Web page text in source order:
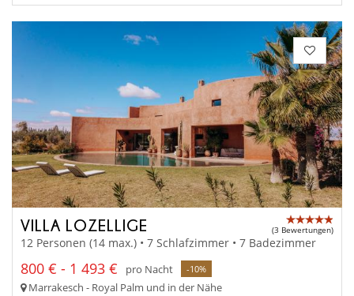
VILLA LOZELLIGE (3 Bewertungen)
12 Personen (14 max.) • 7 Schlafzimmer • 7 Badezimmer
800 € - 1 493 € pro Nacht -10%
Marrakesch - Royal Palm und in der Nähe